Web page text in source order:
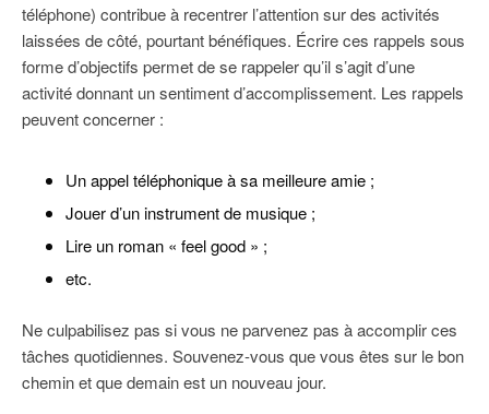
téléphone) contribue à recentrer l’attention sur des activités
laissées de côté, pourtant bénéfiques. Écrire ces rappels sous
forme d’objectifs permet de se rappeler qu’il s’agit d’une
activité donnant un sentiment d’accomplissement. Les rappels
peuvent concerner :
Un appel téléphonique à sa meilleure amie ;
Jouer d’un instrument de musique ;
Lire un roman « feel good » ;
etc.
Ne culpabilisez pas si vous ne parvenez pas à accomplir ces
tâches quotidiennes. Souvenez-vous que vous êtes sur le bon
chemin et que demain est un nouveau jour.